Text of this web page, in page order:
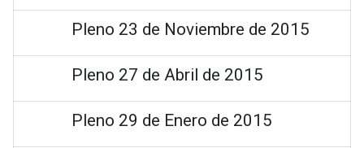
Pleno 23 de Noviembre de 2015
Pleno 27 de Abril de 2015
Pleno 29 de Enero de 2015